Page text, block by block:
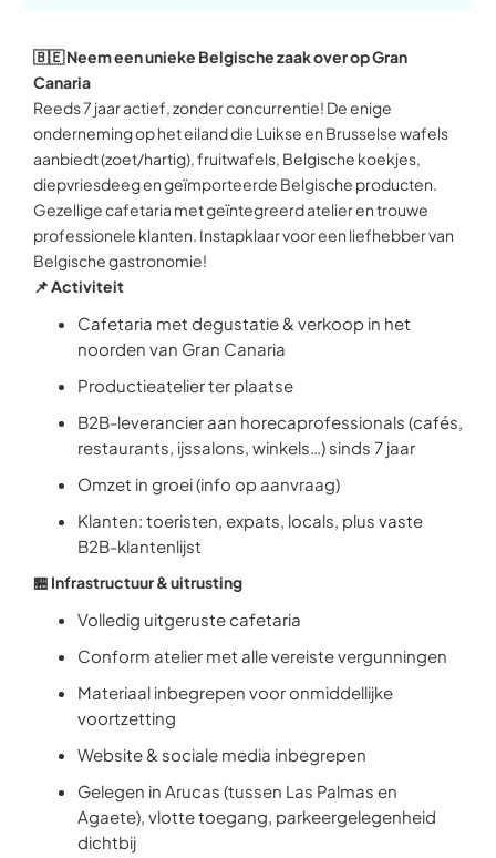
🇧🇪 Neem een unieke Belgische zaak over op Gran
Canaria
Reeds 7 jaar actief, zonder concurrentie! De enige
onderneming op het eiland die Luikse en Brusselse wafels
aanbiedt (zoet/hartig), fruitwafels, Belgische koekjes,
diepvriesdeeg en geïmporteerde Belgische producten.
Gezellige cafetaria met geïntegreerd atelier en trouwe
professionele klanten. Instapklaar voor een liefhebber van
Belgische gastronomie!
📌 Activiteit
Cafetaria met degustatie & verkoop in het
noorden van Gran Canaria
Productieatelier ter plaatse
B2B-leverancier aan horecaprofessionals (cafés,
restaurants, ijssalons, winkels…) sinds 7 jaar
Omzet in groei (info op aanvraag)
Klanten: toeristen, expats, locals, plus vaste
B2B-klantenlijst
🏪 Infrastructuur & uitrusting
Volledig uitgeruste cafetaria
Conform atelier met alle vereiste vergunningen
Materiaal inbegrepen voor onmiddellijke
voortzetting
Website & sociale media inbegrepen
Gelegen in Arucas (tussen Las Palmas en
Agaete), vlotte toegang, parkeergelegenheid
dichtbij